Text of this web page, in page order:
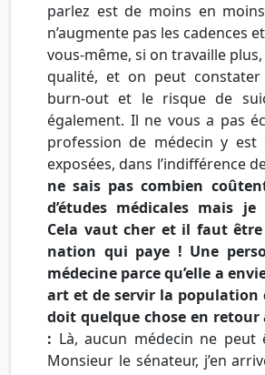
parlez est de moins en
n’augmente pas les cadences
vous-même, si on travaille
qualité, et on peut
burn-out et le risque de
également. Il ne vous a pas
profession de médecin y est
exposées, dans l’indifférence
ne sais pas combien
d’études médicales mais je
Cela vaut cher et il faut être
nation qui paye ! Une
médecine parce qu’elle a
art et de servir la population
doit quelque chose en
: Là, aucun médecin ne peut
Monsieur le sénateur, j’en